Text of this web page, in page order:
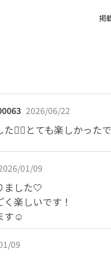
掲
2026/06/22
🙇‍♀️とても楽しかった
01/09
ました🤍
楽しいです！
す☺️
09